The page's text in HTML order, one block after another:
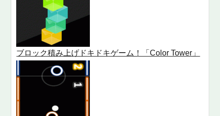
ブロック積み上げドキドキゲーム！「Color Tower」